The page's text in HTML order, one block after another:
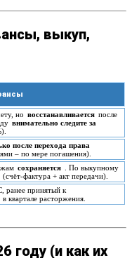
выкуп,
но восстанавливается после
внимательно следите за
после перехода права
– по мере погашения).
сохраняется
. По выкупному
(счёт-фактура + акт передачи).
ранее принятый к
в квартале расторжения.
году (и как их